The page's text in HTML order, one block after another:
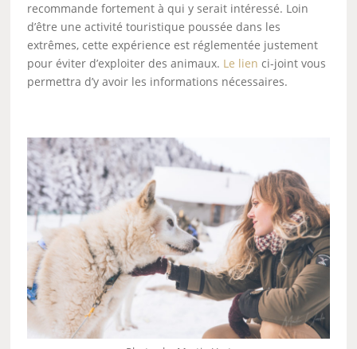
recommande fortement à qui y serait intéressé. Loin
d’être une activité touristique poussée dans les
extrêmes, cette expérience est réglementée justement
pour éviter d’exploiter des animaux. Le lien ci-joint vous
permettra d’y avoir les informations nécessaires.